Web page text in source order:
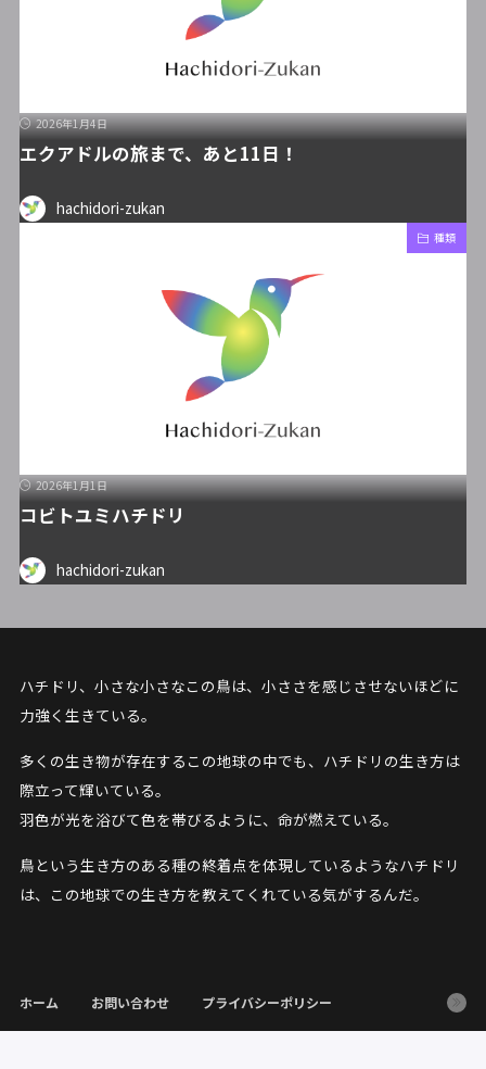
2026年1月4日
エクアドルの旅まで、あと11日！
hachidori-zukan
種類
2026年1月1日
コビトユミハチドリ
hachidori-zukan
ハチドリ、小さな小さなこの鳥は、小ささを感じさせないほどに
力強く生きている。
多くの生き物が存在するこの地球の中でも、ハチドリの生き方は
際立って輝いている。
羽色が光を浴びて色を帯びるように、命が燃えている。
鳥という生き方のある種の終着点を体現しているようなハチドリ
は、この地球での生き方を教えてくれている気がするんだ。
ホーム お問い合わせ プライバシーポリシー